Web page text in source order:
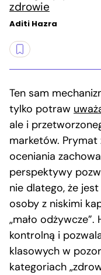
zdrowie
Aditi Hazra
Ten sam
tylko potraw
ale i
marketów.
oceniania
perspektywy
nie dlatego, że
osoby z niskimi
„mało
kontrolną i
klasowych w
kategoriach